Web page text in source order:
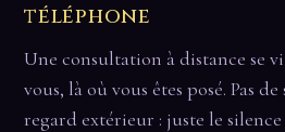
téléphone
Une consultation à distance se
vous, là où vous êtes posé. Pas
regard extérieur : juste le